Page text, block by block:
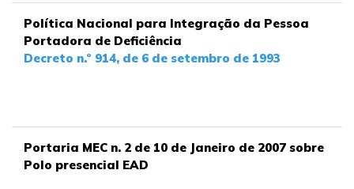
Política Nacional para Integração da Pessoa
Portadora de Deficiência
Decreto n.º 914, de 6 de setembro de 1993
Portaria MEC n. 2 de 10 de Janeiro de 2007 sobre
Polo presencial EAD